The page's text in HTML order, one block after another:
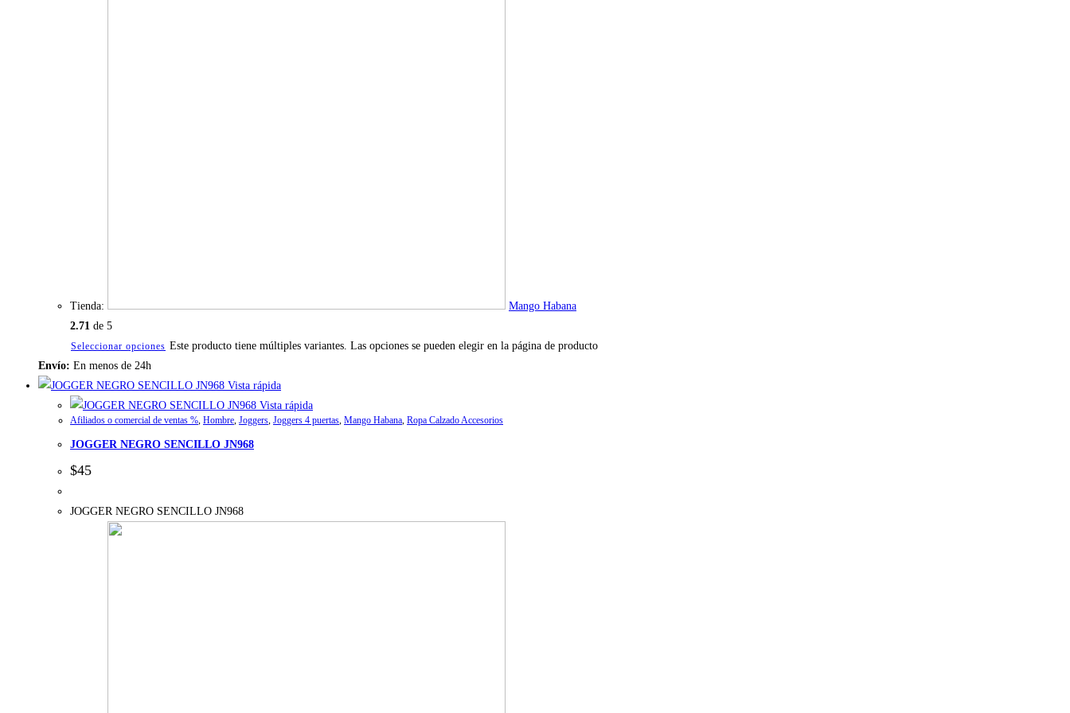
Tienda:
Mango Habana
2.71 de 5
Seleccionar opciones Este producto tiene múltiples variantes. Las opciones se pueden elegir en la página de producto
Envío: En menos de 24h
Vista rápida
Vista rápida
Afiliados o comercial de ventas %, Hombre, Joggers, Joggers 4 puertas, Mango Habana, Ropa Calzado Accesorios
JOGGER NEGRO SENCILLO JN968
$45
JOGGER NEGRO SENCILLO JN968